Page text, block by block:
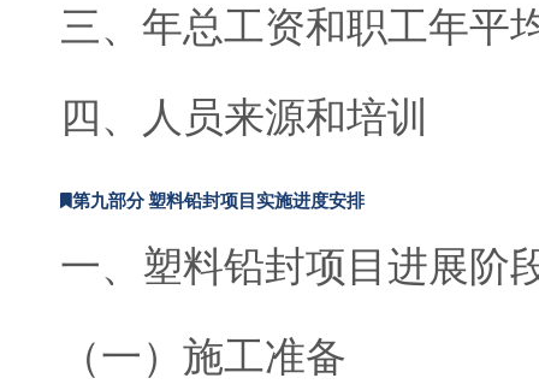
三、年总工资和职工年平
四、人员来源和培训
第九部分 塑料铅封项目实施进度安排
一、塑料铅封项目进展阶
（一）施工准备